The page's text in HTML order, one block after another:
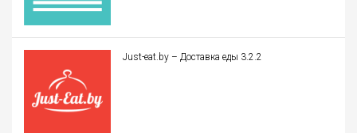
Just-eat.by – Доставка еды 3.2.2